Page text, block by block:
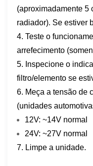
(aproximadamente 5
radiador). Se estiver
4. Teste o
arrefecimento
5. Inspecione o
filtro/elemento se
6. Meça a tensão de
(unidades
12V: ~14V normal
24V: ~27V normal
7. Limpe a unidade.